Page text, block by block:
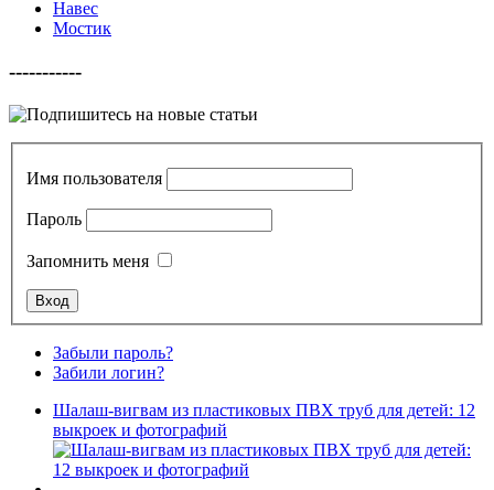
Навес
Мостик
-----------
Имя пользователя
Пароль
Запомнить меня
Забыли пароль?
Забили логин?
Шалаш-вигвам из пластиковых ПВХ труб для детей: 12
выкроек и фотографий